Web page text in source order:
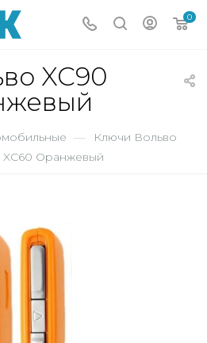
0
XC90
— Ключи Вольво
XC60 Оранжевый